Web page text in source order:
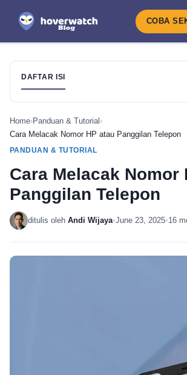
COBA
DAFTAR ISI
Home›Panduan & Tutorial ›
Cara Melacak Nomor HP atau Panggilan Telepon
PANDUAN & TUTORIAL
Cara Melacak Nomor
Panggilan Telepon
ditulis oleh Andi Wijaya•June 23, 2025•16